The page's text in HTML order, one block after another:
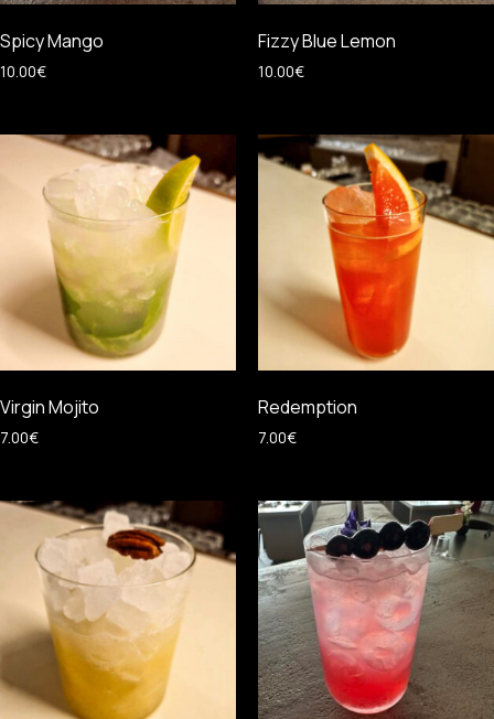
Spicy Mango
10.00€
Fizzy Blue Lemon
10.00€
Virgin Mojito
7.00€
Redemption
7.00€